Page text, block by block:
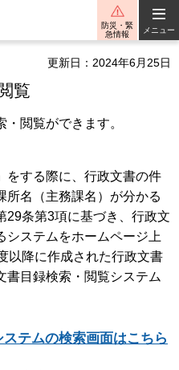
防災・緊
急情報
メニュー
更新日：2024年6月25日
覧
閲覧ができます。
をする際に、行政文書の件
所名（主務課名）が分かる
29条第3項に基づき、行政文
システムをホームページ上
以降に作成された行政文書
書目録検索・閲覧システム
テムの検索画面はこちら